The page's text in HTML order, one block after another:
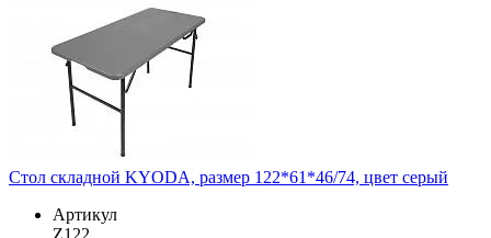
Стол складной KYODA, размер 122*61*46/74, цвет серый
Артикул
Z122